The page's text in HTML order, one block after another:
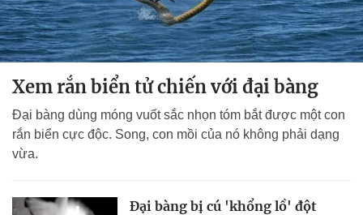
Xem rắn biển tử chiến với đại bàng
Đại bàng dùng móng vuốt sắc nhọn tóm bắt được một con
rắn biển cực độc. Song, con mồi của nó không phải dạng
vừa.
Đại bàng bị cú 'khổng lồ' đột